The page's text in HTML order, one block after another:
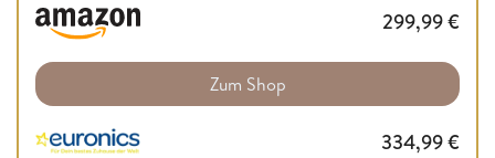
299,99€
Zum Shop
334,99€